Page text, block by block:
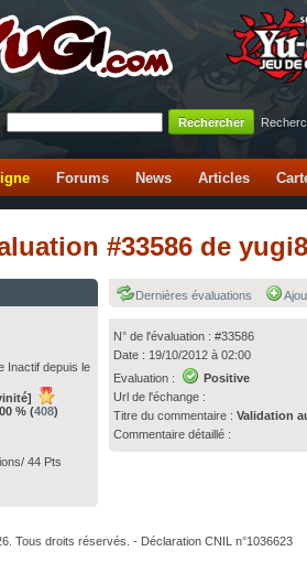
Forums News Articles
#33586 de
Inactif depuis le
% (408)
44 Pts
Dernières évaluations
N° de l'évaluation : #33586
Date : 19/10/2012 à 02:00
Evaluation :
Positive
Url de l'échange :
Titre du commentaire :Validation
Commentaire détaillé :
Tous droits réservés. - Déclaration CNIL n°1036623